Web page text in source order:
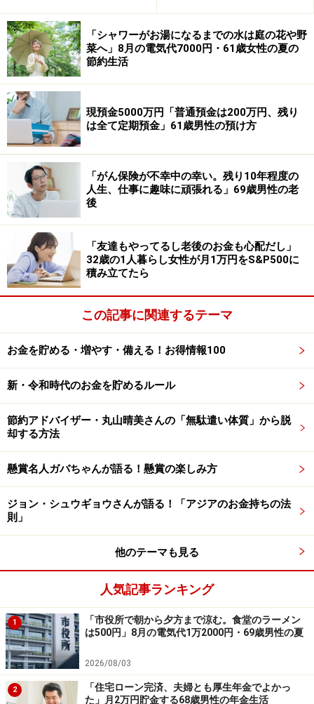
積立額は「純金積み立て月3万～10万円、ロボットアド
バイザー月1万～10万円、iDeCo月2万円。NISAはやって
いない」と言います。
運用益については、抜粋すると
・純金積立：元本600万円→1400万円
・純銀積立：元本47万円→50万円
・純プラチナ：ゼロ（継続）
・ロボットアドバイザー：240万円→250万円
・日本株：200万円→140万円（※個別株）
とのことで金は2倍以上になっている様子。
「インフレヘッジ以上のことを考えていなかったので、
金高騰には驚いている」とコメントされています。
50歳・資産2080万円女性の思う積立投資の
メリットや2024年からの新NISAの予定は？
純金積立歴が長い投稿者。ふるさと納税でも一工夫して
いるとのことで、「ふるさと納税では金アクセサリーを
選んでいる。最近、納税額が値上がりしたのでしめしめ
一方で家の購入時や住宅ローン返済、子どもの進学時に
換金しているそうで「金積み立てでは、価格が上がって
はローン返済に充てていたので、もうすぐローンが終わ
るが後悔先に立たず」と換金をもう少し待てばよかった
が分からなくなったため売却して整理した。キャンペー
ンに乗っかっていろいろな証券口座を作ってしまい多す
ぎて閉鎖した」点も失敗談として回答。
これから積立投資を行う人へのアドバイスとしては、
「シャワーがお湯になるまでの水は庭の花や野
菜へ」8月の電気代7000円・61歳女性の夏の
節約生活
現預金5000万円「普通預金は200万円、残り
は全て定期預金」61歳男性の預け方
「がん保険が不幸中の幸い。残り10年程度の
人生、仕事に趣味に頑張れる」69歳男性の老
後
「友達もやってるし老後のお金も心配だし」
32歳の1人暮らし女性が月1万円をS&P500に
積み立てたら
この記事に関連するテーマ
お金を貯める・増やす・備える！お得情報100
新・令和時代のお金を貯めるルール
節約アドバイザー・丸山晴美さんの「無駄遣い体質」から脱
却する方法
懸賞名人ガバちゃんが語る！懸賞の楽しみ方
ジョン・シュウギョウさんが語る！「アジアのお金持ちの法
則」
他のテーマも見る
人気記事ランキング
1
「市役所で朝から夕方まで涼む。食堂のラーメン
は500円」8月の電気代1万2000円・69歳男性の夏
2026/08/03
2
「住宅ローン完済、夫婦とも厚生年金でよかっ
た」月2万円貯金する68歳男性の年金生活